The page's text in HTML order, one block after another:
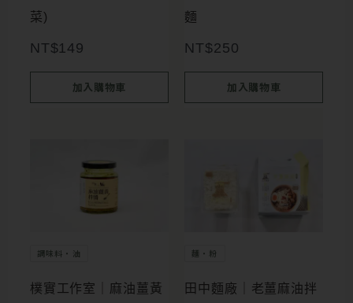
菜)
NT$149
加入購物車
麵
NT$250
加入購物車
調味料・油
樸實工作室｜麻油薑黃
麵・粉
田中麵廠｜老薑麻油拌